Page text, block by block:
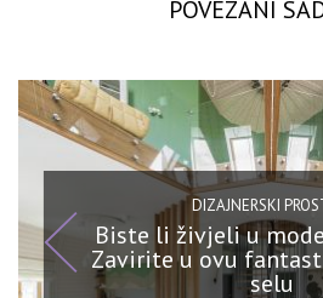
POVEZANI
DIZAJNERSKI
Biste li živjeli u
Zavirite u ovu
selu